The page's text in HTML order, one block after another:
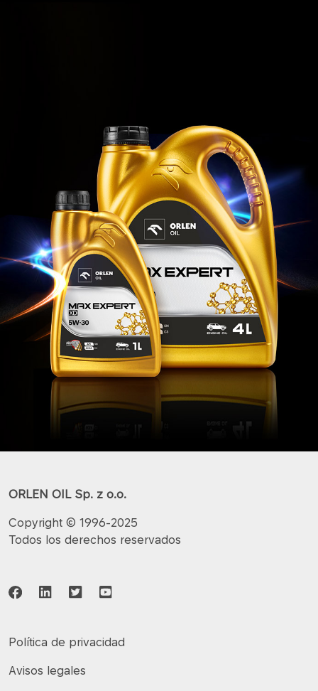
ORLEN OIL Sp. z o.o.
Copyright © 1996-2025
Todos los derechos reservados
Política de privacidad
Avisos legales